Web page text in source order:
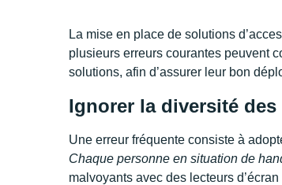
La mise en place de solutions
plusieurs erreurs courantes peuvent
solutions, afin d’assurer leur bon
Ignorer la diversité
Une erreur fréquente consiste à
Chaque personne en situation de
malvoyants avec des lecteurs